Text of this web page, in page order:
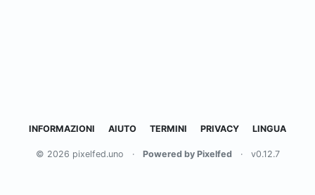
INFORMAZIONI AIUTO TERMINI PRIVACY LINGUA
© 2026 pixelfed.uno · Powered by Pixelfed · v0.12.7